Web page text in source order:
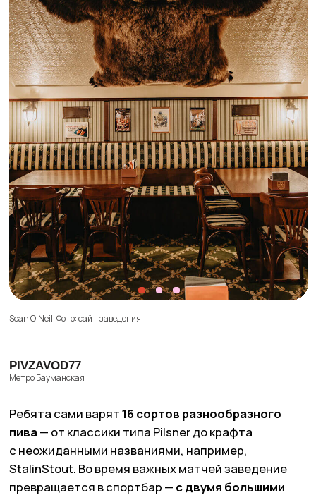
Статьи
Гастро
Культура
Здоровье
Мода
Люди
Экономика для зумеров
О нас
Карьера
Политика
конфиденциальности
Общие условия договора
Правила возврата
По вопросам сотрудничества вы можете написать
наworldpike@gmail.com
Сотрудничество
Рекламодателям
Спецпроекты
Афиша
Сувениры
Медиакит
Получать рассылку для друзей
конфиденциальности
на обработку моих персональных данных
Жду письмо